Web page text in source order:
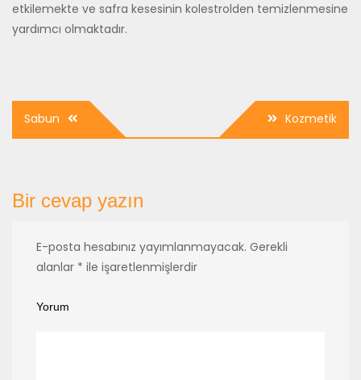
etkilemekte ve safra kesesinin kolestrolden temizlenmesine
yardımcı olmaktadır.
Yazı
dolaşımı
Sabun Kozmetik
Bir cevap yazın
E-posta hesabınız yayımlanmayacak. Gerekli
alanlar * ile işaretlenmişlerdir
Yorum